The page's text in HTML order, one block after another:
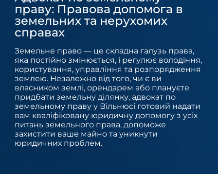
праву: Правова допомога в
земельних та нерухомих
справах
Земельне право — це складна галузь права,
яка постійно змінюється, і регулює володіння,
користування, управління та розпорядження
землею. Незалежно від того, чи є ви
власником землі, орендарем або плануєте
придбати земельну ділянку, адвокат по
земельному праву у Вільнюсі готовий надати
вам кваліфіковану юридичну допомогу з усіх
питань земельного права, допоможе
захистити ваше майно та уникнути
юридичних проблем.